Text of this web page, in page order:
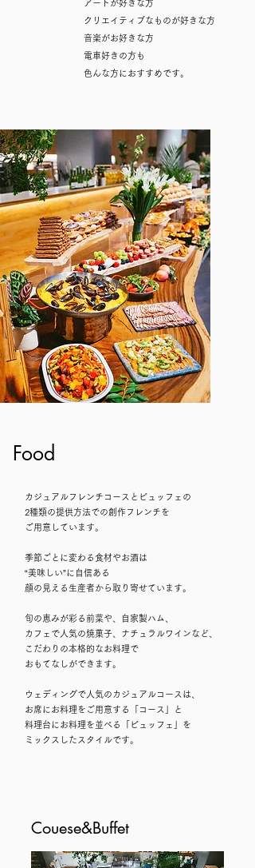
アートが好きな方
クリエイティブなものが好きな方
音楽がお好きな方
電車好きの方も
色んな方におすすめです。
Food
カジュアルフレンチコースとビュッフェの
2種類の提供方法での創作フレンチを
ご用意しています。
季節ごとに変わる食材やお酒は
“美味しい”に自信ある
顔の見える生産者から取り寄せています。
旬の恵みが彩る前菜や、​自家製ハム、
カフェで人気の焼菓子、ナチュラルワインなど、
こだわりの本格的なお料理で
おもてなしができます。
ウェディングで人気のカジュアルコースは、
お席にお料理をご用意する「コース」と
料理台にお料理を並べる「ビュッフェ」を
ミックスしたスタイルです。
Couese&Buffet